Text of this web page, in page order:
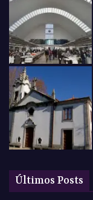
Últimos Posts